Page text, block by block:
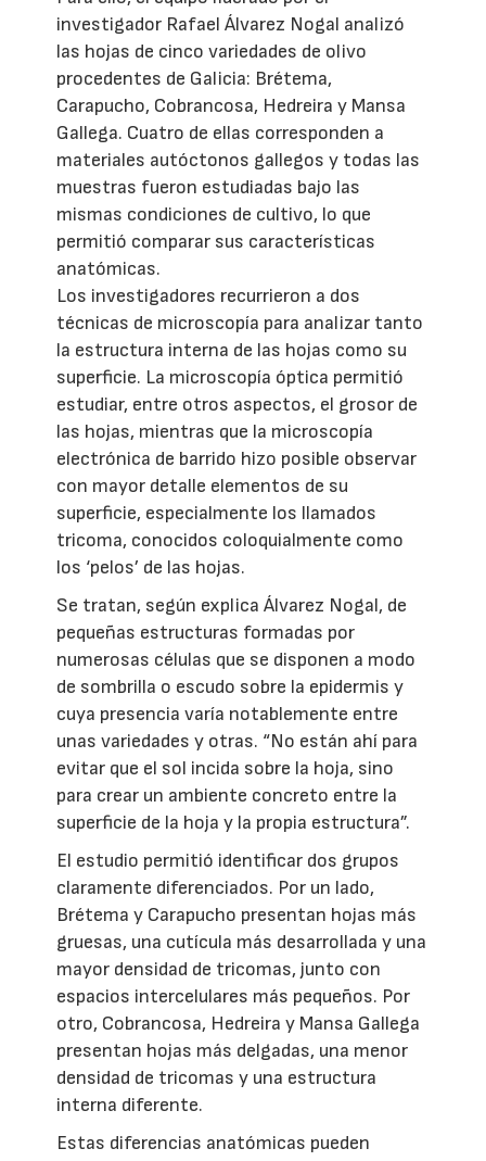
investigador Rafael Álvarez Nogal analizó
las hojas de cinco variedades de olivo
procedentes de Galicia: Brétema,
Carapucho, Cobrancosa, Hedreira y Mansa
Gallega. Cuatro de ellas corresponden a
materiales autóctonos gallegos y todas las
muestras fueron estudiadas bajo las
mismas condiciones de cultivo, lo que
permitió comparar sus características
anatómicas.
Los investigadores recurrieron a dos
técnicas de microscopía para analizar tanto
la estructura interna de las hojas como su
superficie. La microscopía óptica permitió
estudiar, entre otros aspectos, el grosor de
las hojas, mientras que la microscopía
electrónica de barrido hizo posible observar
con mayor detalle elementos de su
superficie, especialmente los llamados
tricoma, conocidos coloquialmente como
los ‘pelos’ de las hojas.
Se tratan, según explica Álvarez Nogal, de
pequeñas estructuras formadas por
numerosas células que se disponen a modo
de sombrilla o escudo sobre la epidermis y
cuya presencia varía notablemente entre
unas variedades y otras. “No están ahí para
evitar que el sol incida sobre la hoja, sino
para crear un ambiente concreto entre la
superficie de la hoja y la propia estructura”.
El estudio permitió identificar dos grupos
claramente diferenciados. Por un lado,
Brétema y Carapucho presentan hojas más
gruesas, una cutícula más desarrollada y una
mayor densidad de tricomas, junto con
espacios intercelulares más pequeños. Por
otro, Cobrancosa, Hedreira y Mansa Gallega
presentan hojas más delgadas, una menor
densidad de tricomas y una estructura
interna diferente.
Estas diferencias anatómicas pueden